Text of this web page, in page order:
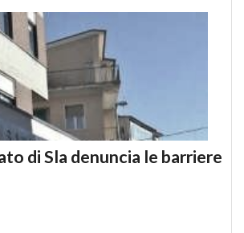
di Sla denuncia le barriere